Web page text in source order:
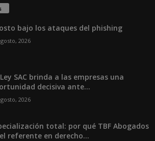
bajo los ataques del phishing
2026
SAC brinda a las empresas una
decisiva ante...
2026
total: por qué TBF Abogados
referente en derecho...